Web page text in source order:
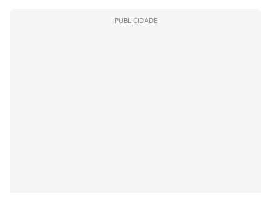
PUBLICIDADE